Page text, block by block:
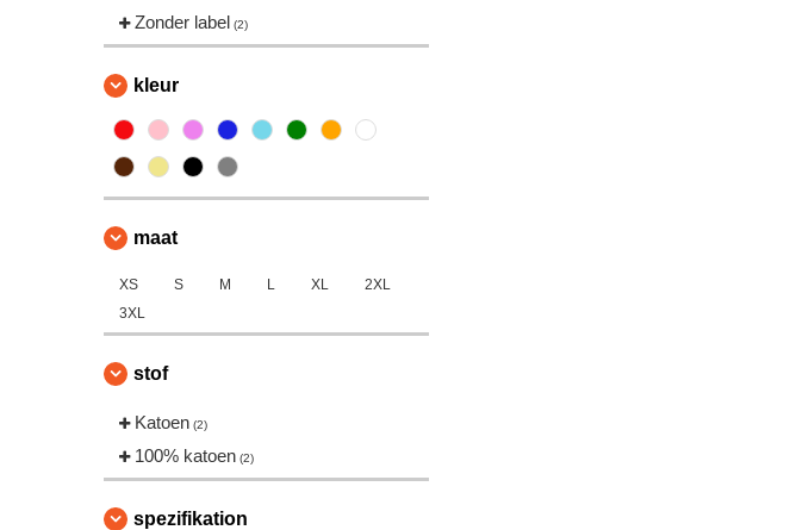
Zonder label (2)
kleur
maat
XS S M L XL
2XL
3XL
stof
Katoen (2)
100% katoen (2)
spezifikation